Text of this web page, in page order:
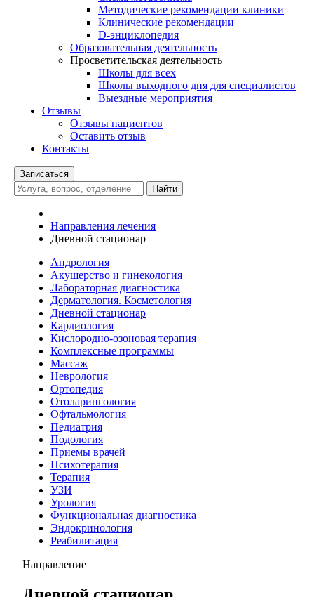
Методические рекомендации клиники
Клинические рекомендации
D-энциклопедия
Образовательная деятельность
Просветительская деятельность
Школы для всех
Школы выходного дня для специалистов
Выездные мероприятия
Отзывы
Отзывы пациентов
Оставить отзыв
Контакты
Записаться
Найти
Направления лечения
Дневной стационар
Андрология
Акушерство и гинекология
Лабораторная диагностика
Дерматология. Косметология
Дневной стационар
Кардиология
Кислородно-озоновая терапия
Комплексные программы
Массаж
Неврология
Ортопедия
Отоларингология
Офтальмология
Педиатрия
Подология
Приемы врачей
Психотерапия
Терапия
УЗИ
Урология
Функциональная диагностика
Эндокринология
Реабилитация
Направление